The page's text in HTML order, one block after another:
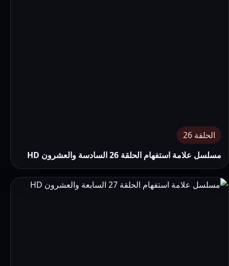
الحلقة 26
مسلسل علامة استفهام الحلقة 26 السادسة والعشرون HD